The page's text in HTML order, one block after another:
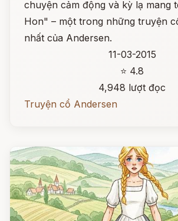
chuyện cảm động và kỳ lạ mang
Hon" – một trong những truyện
nhất của Andersen.
11-03-2015
⭐ 4.8
4,948 lượt đọc
Truyện cổ Andersen